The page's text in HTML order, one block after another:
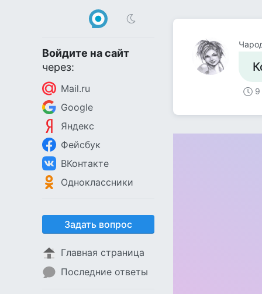
Войдите на сайт
через:
Mail.ru
Google
Яндекс
Фейсбук
ВКонтакте
Одноклассники
Задать вопрос
Главная страница
Последние ответы
9